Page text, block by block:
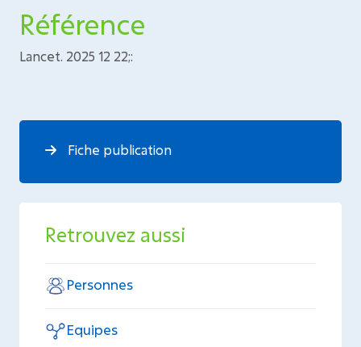
Référence
Lancet. 2025 12 22;:
Fiche publication
Retrouvez aussi
Personnes
Equipes